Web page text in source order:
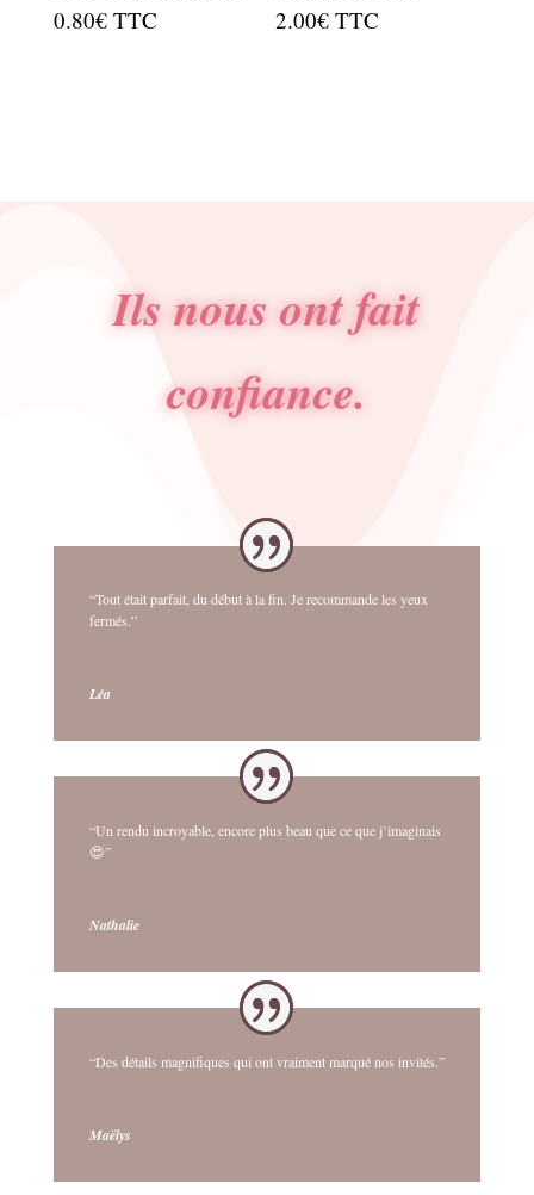
0.80€ TTC 2.00€ TTC
Ils nous ont fait
confiance.
“Tout était parfait, du début à la fin. Je recommande les yeux
fermés.”
Léa
“Un rendu incroyable, encore plus beau que ce que j’imaginais
😍”
Nathalie
“Des détails magnifiques qui ont vraiment marqué nos invités.”
Maëlys